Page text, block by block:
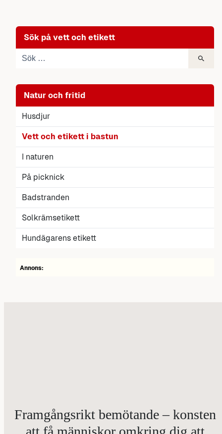
Sök på vett och etikett
Natur och fritid
Husdjur
Vett och etikett i bastun
I naturen
På picknick
Badstranden
Solkrämsetikett
Hundägarens etikett
Annons:
Framgångsrikt bemötande – konsten